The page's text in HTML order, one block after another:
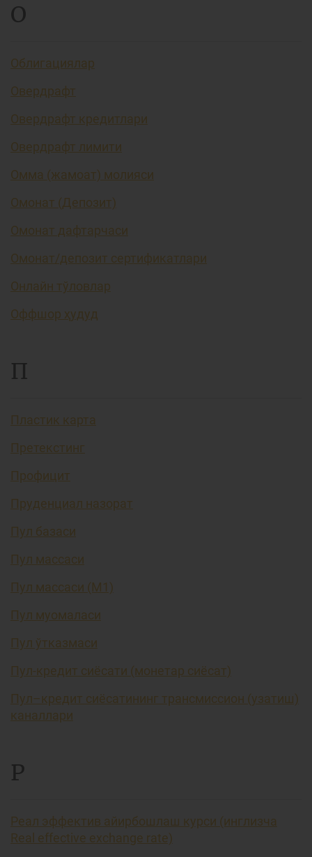
О
Облигациялар
Овердрафт
Овердрафт кредитлари
Овердрафт лимити
Омма (жамоат) молияси
Омонат (Депозит)
Омонат дафтарчаси
Омонат/депозит сертификатлари
Онлайн тўловлар
Оффшор ҳудуд
П
Пластик карта
Претекстинг
Профицит
Пруденциал назорат
Пул базаси
Пул массаси
Пул массаси (М1)
Пул муомаласи
Пул ўтказмаси
Пул-кредит сиёсати (монетар сиёсат)
Пул–кредит сиёсатининг трансмиссион (узатиш)
каналлари
Р
Реал эффектив айирбошлаш курси (инглизча
Real effective exchange rate)